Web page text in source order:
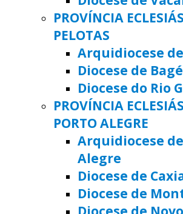
PROVÍNCIA
PELOTAS
Arquidiocese
Diocese de Bagé
Diocese do Rio
PROVÍNCIA
PORTO ALEGRE
Arquidiocese
Alegre
Diocese de
Diocese de